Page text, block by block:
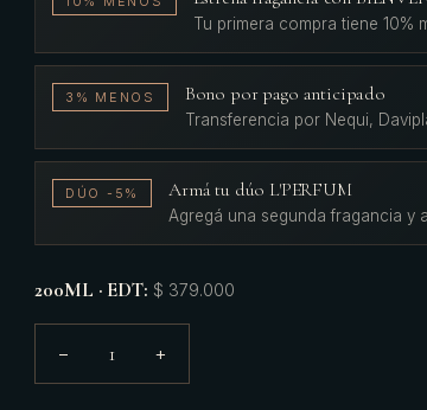
Tu primera compra tiene 10%
3% MENOS Bono por pago anticipado
Transferencia por Nequi,
DÚO -5% Armá tu dúo L'PERFUM
Agregá una segunda fragancia y
200ML · EDT: $ 379.000
− 1 +